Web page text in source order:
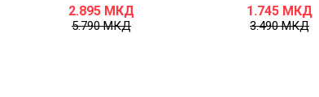
2.895 МКД
5.790МКД
1.745 МКД
3.490МКД